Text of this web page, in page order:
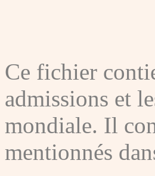
Ce fichier
admissions et
mondiale. Il
mentionnés